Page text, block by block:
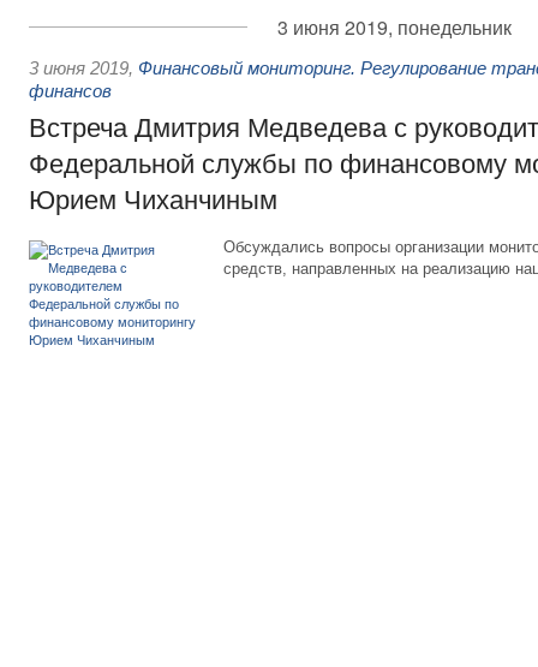
3 июня 2019, понедельник
3 июня 2019, Финансовый мониторинг. Регулирование
финансов
Встреча Дмитрия Медведева с
Федеральной службы по финансовому
Юрием Чиханчиным
Обсуждались вопросы организации
средств, направленных на реализацию